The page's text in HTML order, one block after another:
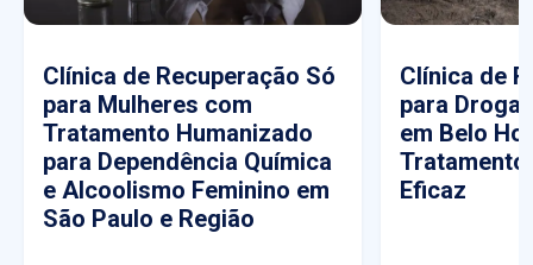
Clínica de Recuperação Só
para Mulheres com
Tratamento Humanizado
para Dependência Química
e Alcoolismo Feminino em
São Paulo e Região
Clínica de
para
em Belo
Tratamento
Eficaz